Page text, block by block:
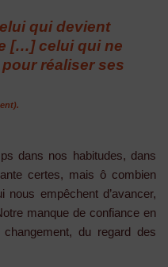
qui devient
[…] celui qui ne
réaliser ses
dans nos habitudes, dans
certes, mais ô combien
empêchent d’avancer,
manque de confiance en
du regard des